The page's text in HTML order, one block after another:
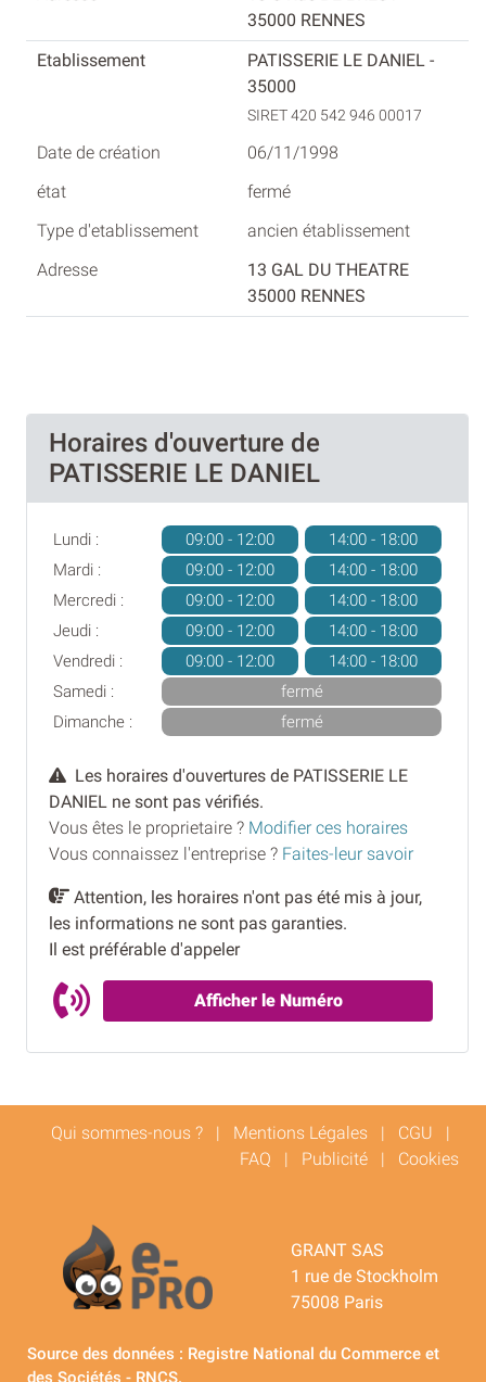
35000 RENNES
PATISSERIE LE DANIEL -
35000
SIRET 420 542 946 00017
06/11/1998
fermé
ancien établissement
13 GAL DU THEATRE
35000 RENNES
Horaires d'ouverture de
PATISSERIE LE DANIEL
Lundi : 09:00 - 12:00
14:00 - 18:00
Mardi :
09:00 - 12:00
14:00 - 18:00
Mercredi :
09:00 - 12:00
14:00 - 18:00
Jeudi :
09:00 - 12:00
14:00 - 18:00
Vendredi :
09:00 - 12:00
14:00 - 18:00
Samedi :
fermé
Dimanche :
fermé
Les horaires d'ouvertures de PATISSERIE LE
DANIEL ne sont pas vérifiés.
Vous êtes le proprietaire ? Modifier ces horaires
Vous connaissez l'entreprise ? Faites-leur savoir
Attention, les horaires n'ont pas été mis à jour,
les informations ne sont pas garanties.
Il est préférable d'appeler
Afficher le Numéro
Qui sommes-nous ? | Mentions Légales | CGU |
FAQ | Publicité | Cookies
GRANT SAS
1 rue de Stockholm
75008 Paris
Source des données : Registre National du Commerce et
des Sociétés - RNCS.